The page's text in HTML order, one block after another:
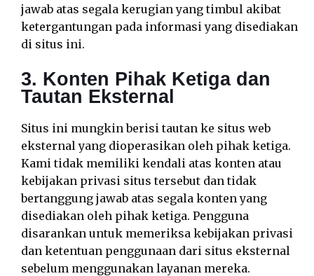
jawab atas segala kerugian yang timbul akibat
ketergantungan pada informasi yang disediakan
di situs ini.
3. Konten Pihak Ketiga dan
Tautan Eksternal
Situs ini mungkin berisi tautan ke situs web
eksternal yang dioperasikan oleh pihak ketiga.
Kami tidak memiliki kendali atas konten atau
kebijakan privasi situs tersebut dan tidak
bertanggung jawab atas segala konten yang
disediakan oleh pihak ketiga. Pengguna
disarankan untuk memeriksa kebijakan privasi
dan ketentuan penggunaan dari situs eksternal
sebelum menggunakan layanan mereka.